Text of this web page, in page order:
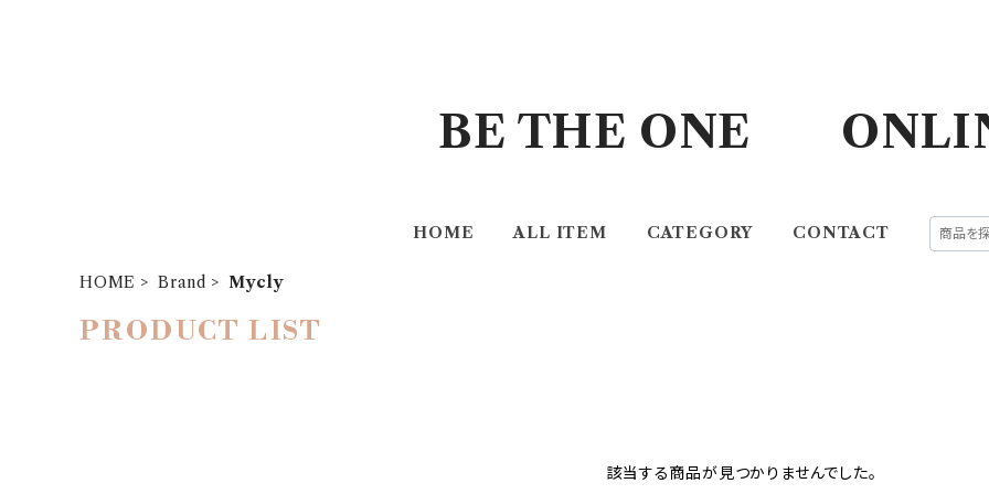
BE THE ONE
HOME ALL ITEM CATEGORY CONTACT
HOME Brand Mycly
PRODUCT LIST
該当する商品が見つかりませんでした。